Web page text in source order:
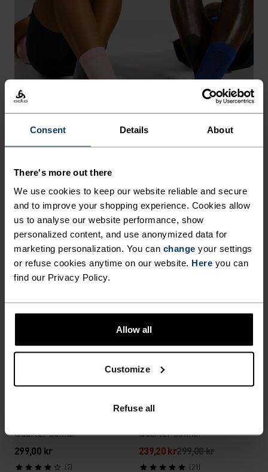
Consent Details About
There's more out there
We use cookies to keep our website reliable and secure
and to improve your shopping experience. Cookies allow
us to analyse our website performance, show
personalized content, and use anonymized data for
marketing personalization. You can change your settings
or refuse cookies anytime on our website. Here you can
find our Privacy Policy.
Allow all
Customize
Refuse all
-20 %
Sommersalg
% % %
(2)
-20 %
Sommersalg
% % %
(1)
Quarter Sokker
299,00 kr
(2)
-20 %
Sommersalg
%
Quarter Sokker
239,20 kr299,00 kr
(21)
SOKKER, FORNYET.
Sjekk ut de oppdaterte designene våre med målrettet
støtte, bedre demping og økt pusteevne.